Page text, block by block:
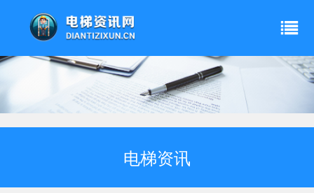
电梯资讯